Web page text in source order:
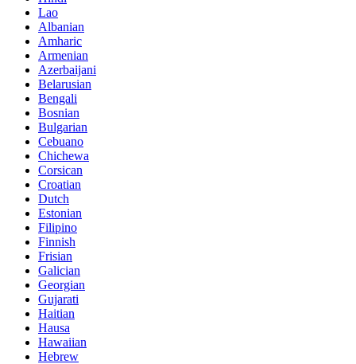
Lao
Albanian
Amharic
Armenian
Azerbaijani
Belarusian
Bengali
Bosnian
Bulgarian
Cebuano
Chichewa
Corsican
Croatian
Dutch
Estonian
Filipino
Finnish
Frisian
Galician
Georgian
Gujarati
Haitian
Hausa
Hawaiian
Hebrew